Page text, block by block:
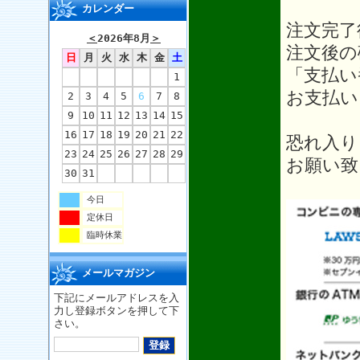
カレンダー
＜2026年8月 ＞
日
月 火 水 木 金
土
1
2
3 4 5 6 7
8
9
10 11 12 13 14 15
16 17 18 19 20 21 22
23 24 25 26 27 28 29
30 31
今日
定休日
臨時休業
メールマガジン
下記にメールアドレスを入
力し登録ボタンを押して下
さい。
注文完
注文後
「支払
お支払
恐れ入
お願い